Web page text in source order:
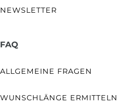
NEWSLETTER
FAQ
ALLGEMEINE FRAGEN
WUNSCHLÄNGE ERMITTELN